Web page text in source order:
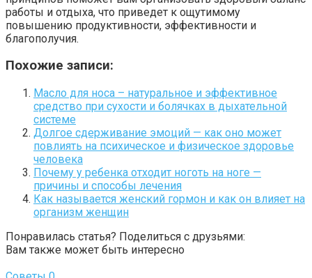
работы и отдыха, что приведет к ощутимому
повышению продуктивности, эффективности и
благополучия.
Похожие записи:
Масло для носа – натуральное и эффективное
средство при сухости и болячках в дыхательной
системе
Долгое сдерживание эмоций — как оно может
повлиять на психическое и физическое здоровье
человека
Почему у ребенка отходит ноготь на ноге —
причины и способы лечения
Как называется женский гормон и как он влияет на
организм женщин
Понравилась статья? Поделиться с друзьями:
Вам также может быть интересно